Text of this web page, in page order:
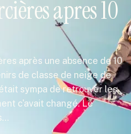
apres 10
après une absence de 10
de classe de neige de
sympa de retrouver les
c'avait changé. Le